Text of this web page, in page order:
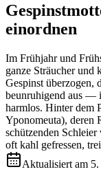
einordnen
Im Frühjahr und
ganze Sträucher und
Gespinst überzogen,
beunruhigend aus —
harmlos. Hinter dem
Yponomeuta), deren
schützenden
oft kahl gefressen,
Aktualisiert am